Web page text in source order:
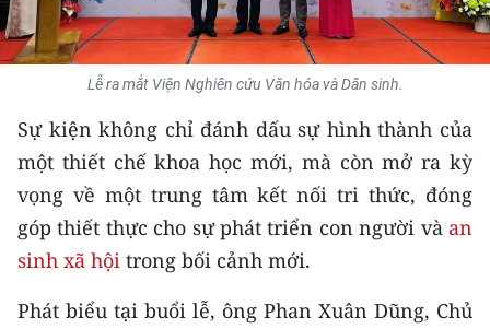
BẠN ĐỌC
KIỂM CHỨNG THÔNG TIN
TRI THỨC CHUYÊN SÂU
54 DÂN TỘC VIỆT NAM
CHƯƠNG TRÌNH OCOP - MỖI XÃ
Lễ ra mắt Viện Nghiên cứu Văn hóa và Dân sinh.
Sự kiện không chỉ đánh dấu sự hình thành của
một thiết chế khoa học mới, mà còn mở ra kỳ
vọng về một trung tâm kết nối tri thức, đóng
góp thiết thực cho sự phát triển con người và an
sinh xã hội trong bối cảnh mới.
Phát biểu tại buổi lễ, ông Phan Xuân Dũng, Chủ